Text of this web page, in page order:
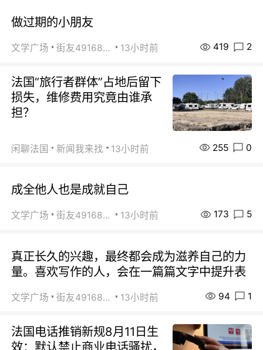
做过期的小朋友
文学广场 街友49168527 13小时前 419 2
法国“旅行者群体”占地后留下
损失，维修费用究竟由谁承
担？
闲聊法国 新闻我来找 13小时前 255 0
成全他人也是成就自己
文学广场 街友49168527 13小时前 173 5
真正长久的兴趣，最终都会成为滋养自己的力
量。喜欢写作的人，会在一篇篇文字中提升表
文学广场 街友49168527 13小时前 94 1
法国电话推销新规8月11日生
效：默认禁止商业电话骚扰，